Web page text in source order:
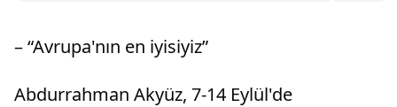
– “Avrupa'nın en iyisiyiz”
Abdurrahman Akyüz, 7-14 Eylül'de